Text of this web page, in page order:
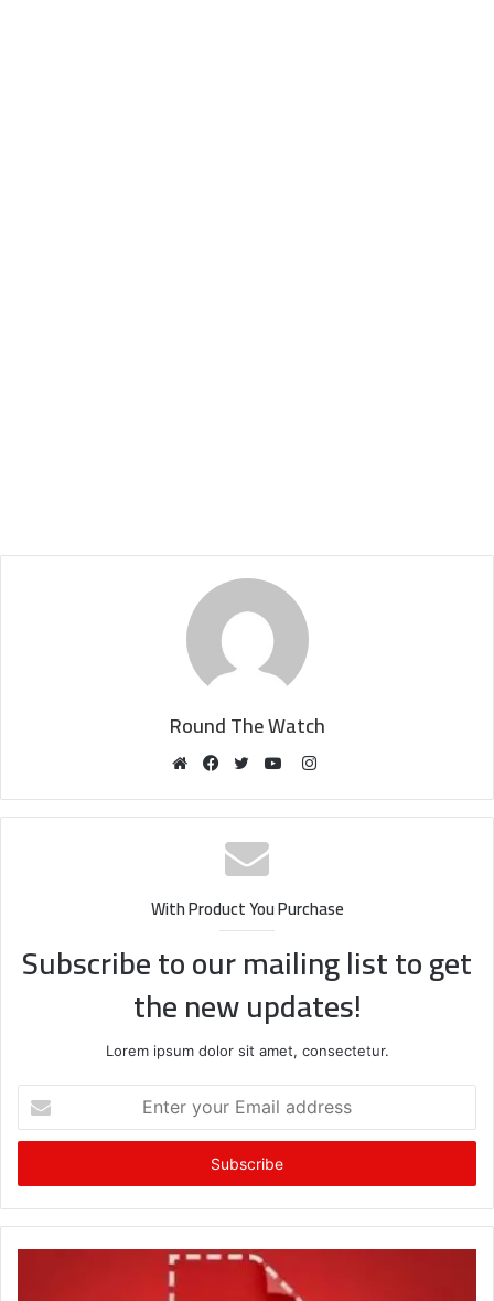
Round The Watch
Instagram
With Product You Purchase
Subscribe to our mailing list to get
the new updates!
Lorem ipsum dolor sit amet, consectetur.
your
Email